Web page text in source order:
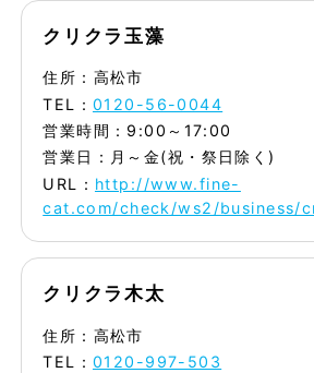
クリクラ玉藻
住所：高松市
TEL： 0120-56-0044
営業時間：9:00～17:00
営業日：月～金(祝・祭日除く)
URL： http://www.fine-
cat.com/check/ws2/business/
クリクラ木太
住所：高松市
TEL： 0120-997-503